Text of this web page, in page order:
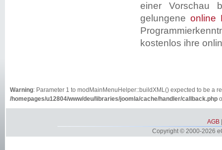
einer Vorschau
gelungene online
kostenlos ihre
Warning: Parameter 1 to modMainMenuHelper::buildXML() expected to be a
/homepages/u12804/www/deu/libraries/joomla/cache/handler/callback.php
AGB
Copyright © 2000-2026